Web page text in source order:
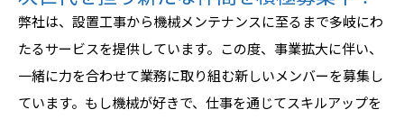
弊社は、設置工事から機械メンテナンスに至るまで多岐にわ
たるサービスを提供しています。この度、事業拡大に伴い、
一緒に力を合わせて業務に取り組む新しいメンバーを募集し
ています。もし機械が好きで、仕事を通じてスキルアップを